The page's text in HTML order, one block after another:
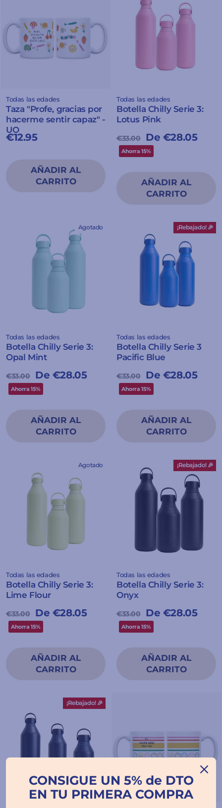
Todas las edades
Taza "Profe, gracias por
hacerme sentir capaz" -
UO
€12.95
Todas las edades
Botella Chilly Serie 3:
Lotus Pink
Precio
habitual
€33.00
Precio
de
De €28.05
Ahorra 15%
Agotado
Todas las edades
Botella Chilly Serie 3:
Opal Mint
Precio
habitual
€33.00
Precio
de
De €28.05
Ahorra 15%
¡Rebajado! 🎉
Todas las edades
Botella Chilly Serie 3
Pacific Blue
Precio
habitual
€33.00
Precio
de
De €28.05
Ahorra 15%
Agotado
Todas las edades
Botella Chilly Serie 3:
Lime Flour
Precio
habitual
€33.00
Precio
de
De €28.05
Ahorra 15%
¡Rebajado! 🎉
Todas las edades
Botella Chilly Serie 3:
Onyx
Precio
habitual
€33.00
Precio
de
De €28.05
Ahorra 15%
¡Rebajado! 🎉
CONSIGUE UN 5% de DTO
EN TU PRIMERA COMPRA